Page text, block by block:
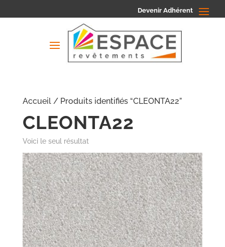
Devenir Adhérent
Accueil/ Produits identifiés “CLEONTA22”
CLEONTA22
Voici le seul résultat